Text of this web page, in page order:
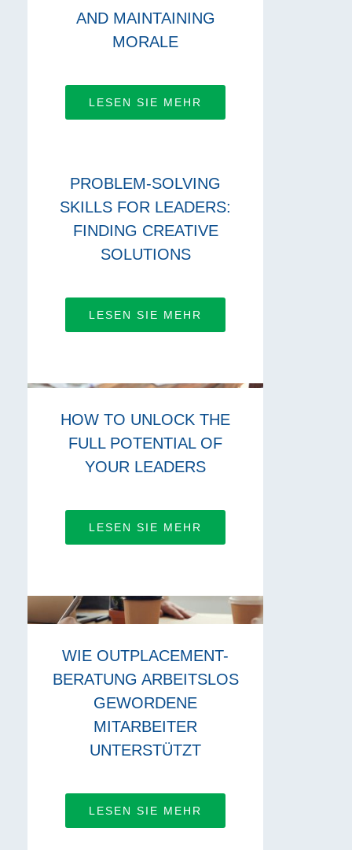
AND MAINTAINING
MORALE
LESEN SIE MEHR
PROBLEM-SOLVING
SKILLS FOR LEADERS:
FINDING CREATIVE
SOLUTIONS
LESEN SIE MEHR
HOW TO UNLOCK THE
FULL POTENTIAL OF
YOUR LEADERS
LESEN SIE MEHR
WIE OUTPLACEMENT-
BERATUNG ARBEITSLOS
GEWORDENE
MITARBEITER
UNTERSTÜTZT
LESEN SIE MEHR